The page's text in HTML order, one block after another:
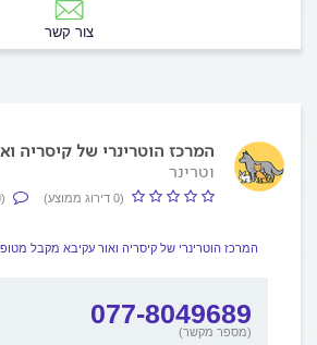
צור קשר
המרכז הוטרינרי של קיסריה
וטרינר
(0 דירוג ממוצע) (0 חוות דעת)
המרכז הוטרינרי של קיסריה ואור עקיבא מקבל
077-8049689
(מספר מקשר)